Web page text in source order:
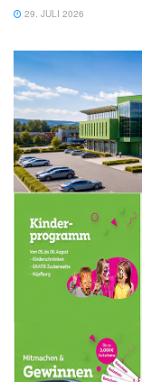
29. JULI 2026